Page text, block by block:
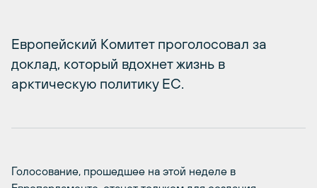
Европейский Комитет проголосовал за
доклад, который вдохнет жизнь в
арктическую политику ЕС.
Голосование, прошедшее на этой неделе в